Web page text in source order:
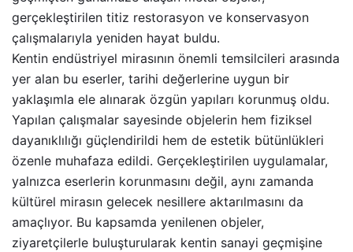
gerçekleştirilen titiz restorasyon ve konservasyon
çalışmalarıyla yeniden hayat buldu.
Kentin endüstriyel mirasının önemli temsilcileri arasında
yer alan bu eserler, tarihi değerlerine uygun bir
yaklaşımla ele alınarak özgün yapıları korunmuş oldu.
Yapılan çalışmalar sayesinde objelerin hem fiziksel
dayanıklılığı güçlendirildi hem de estetik bütünlükleri
özenle muhafaza edildi. Gerçekleştirilen uygulamalar,
yalnızca eserlerin korunmasını değil, aynı zamanda
kültürel mirasın gelecek nesillere aktarılmasını da
amaçlıyor. Bu kapsamda yenilenen objeler,
ziyaretçilerle buluşturularak kentin sanayi geçmişine